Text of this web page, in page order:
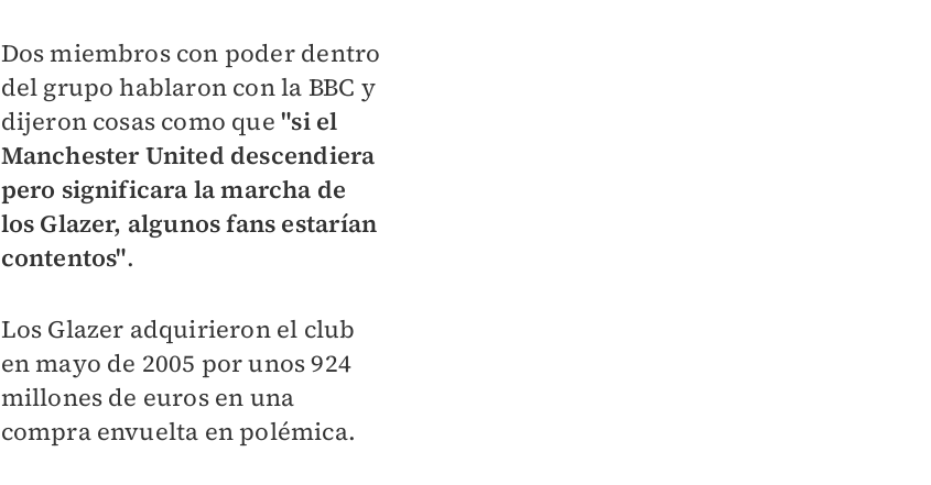
Dos miembros con poder dentro
del grupo hablaron con la BBC y
dijeron cosas como que"si el
Manchester United descendiera
pero significara la marcha de
los Glazer, algunos fans estarían
contentos".
Los Glazer adquirieron el club
en mayo de 2005 por unos 924
millones de euros en una
compra envuelta en polémica.